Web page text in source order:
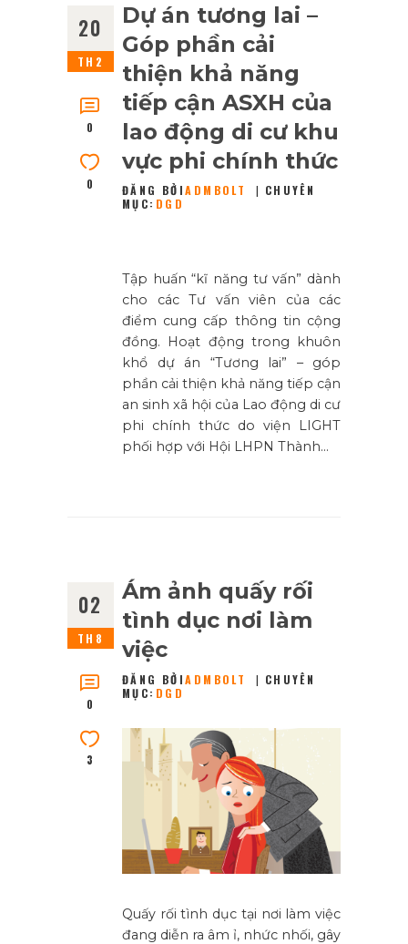
20
TH2
0
0
Dự án tương lai –
Góp phần cải
thiện khả năng
tiếp cận ASXH của
lao động di cư khu
vực phi chính thức
ĐĂNG BỞIADMBOLT
CHUYÊN
MỤC: DGD
Tập huấn “kĩ năng tư vấn” dành
cho các Tư vấn viên của các
điểm cung cấp thông tin cộng
đồng. Hoạt động trong khuôn
khổ dự án “Tương lai” – góp
phần cải thiện khả năng tiếp cận
an sinh xã hội của Lao động di cư
phi chính thức do viện LIGHT
phối hợp với Hội LHPN Thành…
02
TH8
0
3
Ám ảnh quấy rối
tình dục nơi làm
việc
ĐĂNG BỞIADMBOLT
CHUYÊN
MỤC: DGD
Quấy rối tình dục tại nơi làm việc
đang diễn ra âm ỉ, nhức nhối, gây